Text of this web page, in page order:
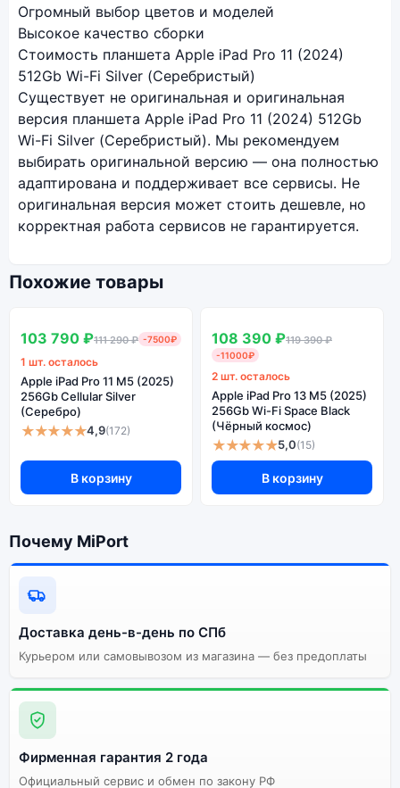
Огромный выбор цветов и моделей
Высокое качество сборки
Стоимость планшета Apple iPad Pro 11 (2024)
512Gb Wi-Fi Silver (Серебристый)
Существует не оригинальная и оригинальная
версия планшета Apple iPad Pro 11 (2024) 512Gb
Wi-Fi Silver (Серебристый). Мы рекомендуем
выбирать оригинальной версию — она полностью
адаптирована и поддерживает все сервисы. Не
оригинальная версия может стоить дешевле, но
корректная работа сервисов не гарантируется.
Похожие товары
103 790 ₽111 290 ₽ -7500₽
1 шт. осталось
Apple iPad Pro 11 M5 (2025)
256Gb Cellular Silver
(Серебро)
★★★★★4,9(172)
В корзину
108 390 ₽119 390 ₽
-11000₽
2 шт. осталось
Apple iPad Pro 13 M5 (2025)
256Gb Wi-Fi Space Black
(Чёрный космос)
★★★★★5,0(15)
В корзину
Почему MiPort
Доставка день-в-день по СПб
Курьером или самовывозом из магазина — без предоплаты
Фирменная гарантия 2 года
Официальный сервис и обмен по закону РФ